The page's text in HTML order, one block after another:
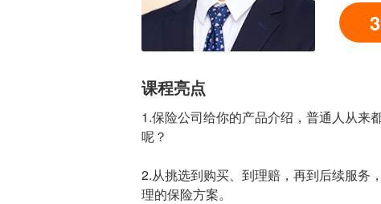
课程亮点
1.保险公司给你的产品介绍，普通人从来
呢？
2.从挑选到购买、到理赔，再到后续服务
理的保险方案。